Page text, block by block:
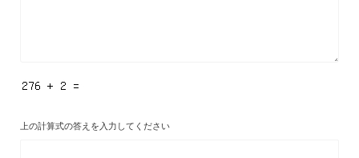
上の計算式の答えを入力してください